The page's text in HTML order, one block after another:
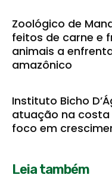
Zoológico de
feitos de carne e
animais a
amazônico
Instituto Bicho
atuação na
foco em
Leia também